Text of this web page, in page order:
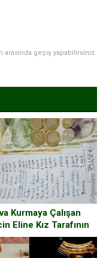
arasında geçiş yapabilirsiniz.
Kurmaya Çalışan
Eline Kız Tarafının
Liste ve Gencin
Mevcut Parası